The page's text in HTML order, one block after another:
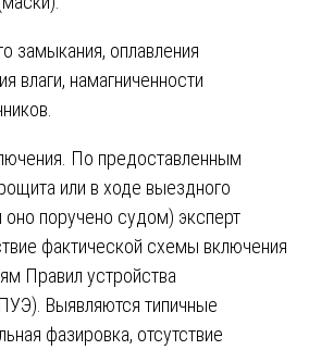
замыкания, оплавления
влаги, намагниченности
По предоставленным
или в ходе выездного
оно поручено судом) эксперт
фактической схемы включения
Правил устройства
Выявляются типичные
фазировка, отсутствие